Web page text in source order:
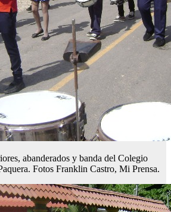
abanderados y banda del Colegio
Fotos Franklin Castro, Mi Prensa.